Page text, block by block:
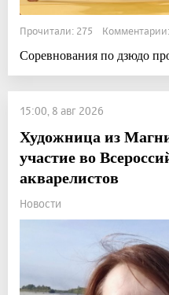
Прочитали: 275
Соревнования по дзюдо
15:00, 8 авг 2026
Художница из
участие во
акварелистов
Новости